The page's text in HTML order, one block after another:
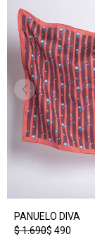
PANUELO DIVA
$ 490
$1.690